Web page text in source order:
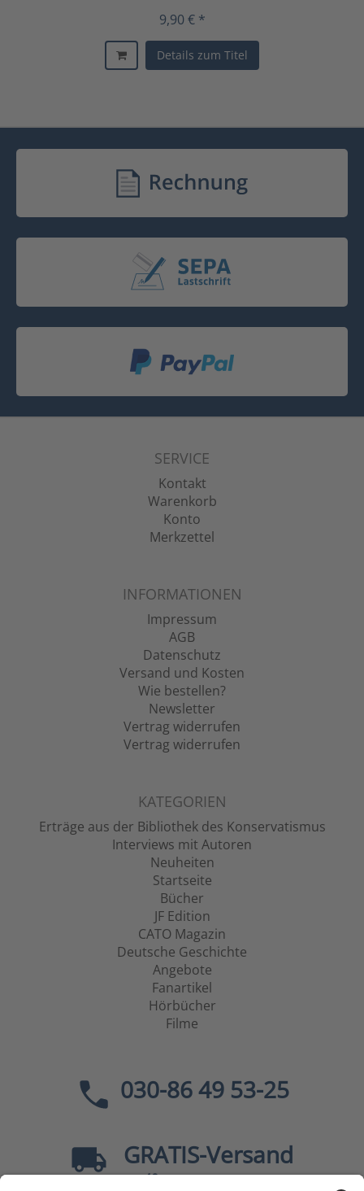
9,90 € *
Details zum Titel
SERVICE
Kontakt
Warenkorb
Konto
Merkzettel
INFORMATIONEN
Impressum
AGB
Datenschutz
Versand und Kosten
Wie bestellen?
Newsletter
Vertrag widerrufen
Vertrag widerrufen
KATEGORIEN
Erträge aus der Bibliothek des Konservatismus
Interviews mit Autoren
Neuheiten
Startseite
Bücher
JF Edition
CATO Magazin
Deutsche Geschichte
Angebote
Fanartikel
Hörbücher
Filme
030-86 49 53-25
GRATIS-Versand
40